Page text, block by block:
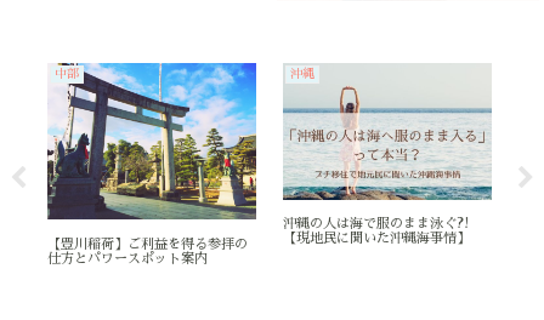
中部
【豊川稲荷】ご利益を得る参拝の
仕方とパワースポット案内
沖縄
沖縄の人は海で服のまま泳ぐ?!
【現地民に聞いた沖縄海事情】